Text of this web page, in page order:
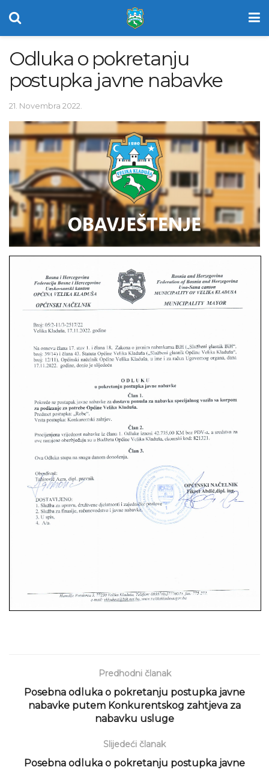
Odluka o pokretanju
postupka javne nabavke
21. Novembra 2022.
Predhodni članak
Posebna odluka o pokretanju postupka javne
nabavke putem Konkurentskog zahtjeva za
nabavku usluge
Slijedeći članak
Posebna odluka o pokretanju postupka javne